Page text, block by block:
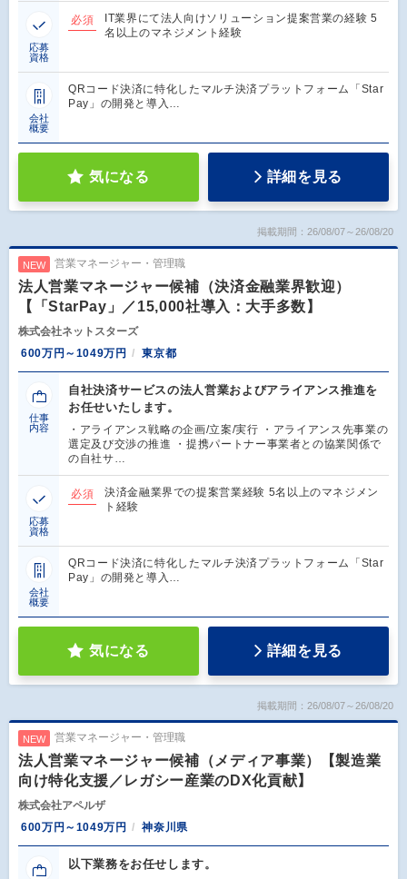
応募
資格
必須
IT業界にて法人向けソリューション提案営業の経験 5
名以上のマネジメント経験
会社
概要
QRコード決済に特化したマルチ決済プラットフォーム「Star
Pay」の開発と導入…
気になる 詳細を見る
掲載期間：26/08/07～26/08/20
NEW 営業マネージャー・管理職
法人営業マネージャー候補（決済金融業界歓迎）
【「StarPay」／15,000社導入：大手多数】
株式会社ネットスターズ
600万円～1049万円
東京都
仕事
内容
自社決済サービスの法人営業およびアライアンス推進を
お任せいたします。
・アライアンス戦略の企画/立案/実行 ・アライアンス先事業の
選定及び交渉の推進 ・提携パートナー事業者との協業関係で
の自社サ…
応募
資格
必須
決済金融業界での提案営業経験 5名以上のマネジメン
ト経験
会社
概要
QRコード決済に特化したマルチ決済プラットフォーム「Star
Pay」の開発と導入…
気になる 詳細を見る
掲載期間：26/08/07～26/08/20
NEW 営業マネージャー・管理職
法人営業マネージャー候補（メディア事業）【製造業
向け特化支援／レガシー産業のDX化貢献】
株式会社アペルザ
600万円～1049万円
神奈川県
以下業務をお任せします。